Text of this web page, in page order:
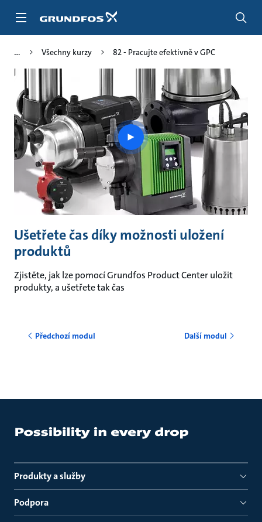
Všechny kurzy 82 - Pracujte efektivně v GPC
Play
video
Ušetřete čas díky možnosti uložení
produktů
Zjistěte, jak lze pomocí Grundfos Product Center uložit
produkty, a ušetřete tak čas
Předchozí modul Další modul
Produkty a služby
Podpora